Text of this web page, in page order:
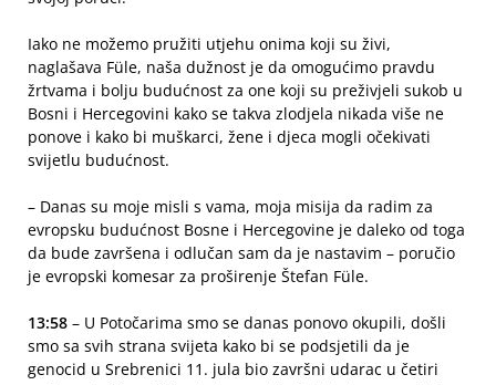
Iako ne možemo pružiti utjehu onima koji su živi,
naglašava Füle, naša dužnost je da omogućimo pravdu
žrtvama i bolju budućnost za one koji su preživjeli sukob u
Bosni i Hercegovini kako se takva zlodjela nikada više ne
ponove i kako bi muškarci, žene i djeca mogli očekivati
svijetlu budućnost.
– Danas su moje misli s vama, moja misija da radim za
evropsku budućnost Bosne i Hercegovine je daleko od toga
da bude završena i odlučan sam da je nastavim – poručio
je evropski komesar za proširenje Štefan Füle.
13:58 – U Potočarima smo se danas ponovo okupili, došli
smo sa svih strana svijeta kako bi se podsjetili da je
genocid u Srebrenici 11. jula bio završni udarac u četiri